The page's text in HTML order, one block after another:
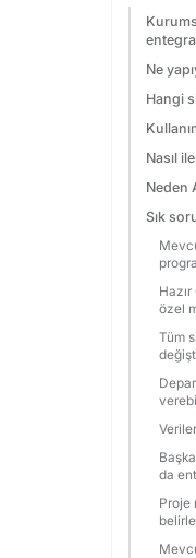
Ne
Hangi
Nasıl
Neden
Sık
özel
Tüm
da
Proje